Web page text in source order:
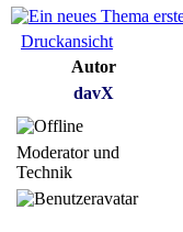
Druckansicht
Autor
davX
Moderator und
Technik